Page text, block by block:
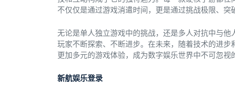
不仅仅是通过游戏消遣时间，更是通过挑战极限、突
无论是单人独立游戏中的挑战，还是多人对抗中与
玩家不断探索、不断进步。在未来，随着技术的进步
更加多元的游戏体验，成为数字娱乐世界中不可忽视
新航娱乐登录